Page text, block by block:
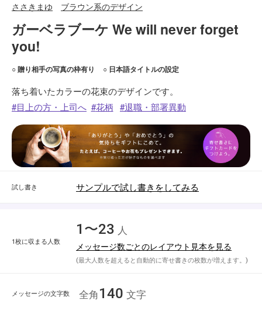
ささきまゆ ブラウン系のデザイン
ガーベラブーケ We will never forget
you!
○ 贈り相手の写真の枠有り ○ 日本語タイトルの設定
落ち着いたカラーの花束のデザインです。
目上の方・上司へ
花柄 退職・部署異動
試し書き サンプルで試し書きをしてみる
1枚に収まる人数
1〜23 人
メッセージ数ごとのレイアウト見本を見る
(最大人数を超えると自動的に寄せ書きの枚数が増えます。)
メッセージの文字数 全角 140 文字